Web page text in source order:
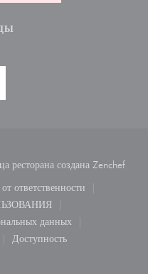
создана Zenchef
ответственности
данных
в новом окне))
в новом окне))
Доступность